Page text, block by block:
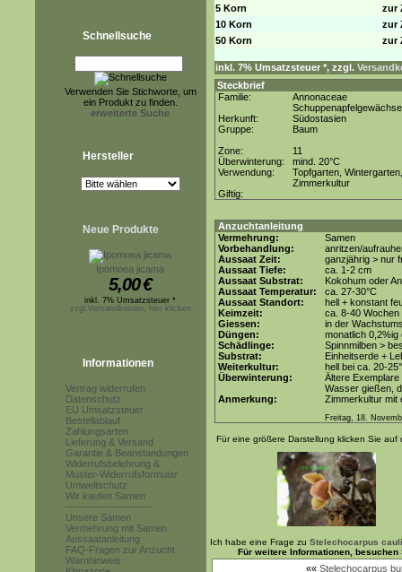
Schnellsuche
Verwenden Sie Stichworte, um
ein Produkt zu finden.
erweiterte Suche
Hersteller
Neue Produkte
Ipomoea jicama
5,00€
inkl. 7% Umsatzsteuer *
zzgl.Versandkosten, hier klicken
Informationen
Vertrag widerrufen
Datenschutz
EU Umsatzsteuer
Bestellablauf
Zahlungsarten
Lieferung & Versand
Garantie & Beanstandungen
Widerrufsbelehrung &
Muster-Widerrufsformular
Umweltschutz
Wir kaufen Samen
------------------------
Unsere Samen
Vermehrung mit Samen
Aussaatanleitung
FAQ-Fragen zur Anzucht
Warnhinweis
5 Korn
zur
10 Korn
zur
50 Korn
zur
inkl. 7% Umsatzsteuer *, zzgl.
Steckbrief
Familie:
Annonaceae
Schuppenapfelgewächse
Herkunft:
Südostasien
Gruppe:
Baum
Zone:
11
Überwinterung:
mind. 20°C
Verwendung:
Topfgarten, Wintergarten,
Zimmerkultur
Giftig:
Anzuchtanleitung
Vermehrung:
Samen
Vorbehandlung:
anritzen/
Aussaat Zeit:
ganzjährig > nur
Aussaat Tiefe:
ca. 1-2 cm
Aussaat Substrat:
Kokohum oder
Aussaat Temperatur:
ca. 27-30°C
Aussaat Standort:
hell + konstant
Keimzeit:
ca. 8-40 Wochen
Giessen:
in der
Düngen:
monatlich
Schädlinge:
Spinnmilben >
Substrat:
Einheitserde +
Weiterkultur:
hell bei ca. 20-
Überwinterung:
Ältere Exemplare
Wasser gießen,
Anmerkung:
Zimmerkultur mit
Freitag, 18.
Für eine größere Darstellung klicken Sie auf
Ich habe eine Frage zu Stelechocarpus
Für weitere Informationen,
«« Stelechocarpus